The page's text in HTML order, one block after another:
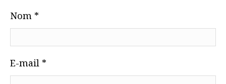
Nom *
E-mail *